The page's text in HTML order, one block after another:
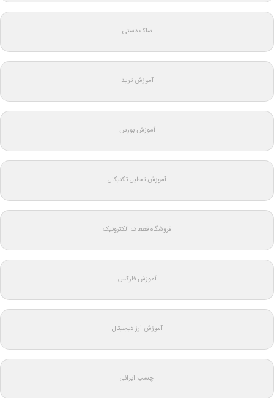
ساک دستی
آموزش ترید
آموزش بورس
آموزش تحلیل تکنیکال
فروشگاه قطعات الکترونیک
آموزش فارکس
آموزش ارز دیجیتال
چسب ایرانی